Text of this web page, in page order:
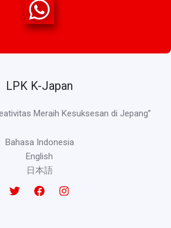
LPK K-Japan
Meraih Kesuksesan di Jepang”
Bahasa Indonesia
English
日本語